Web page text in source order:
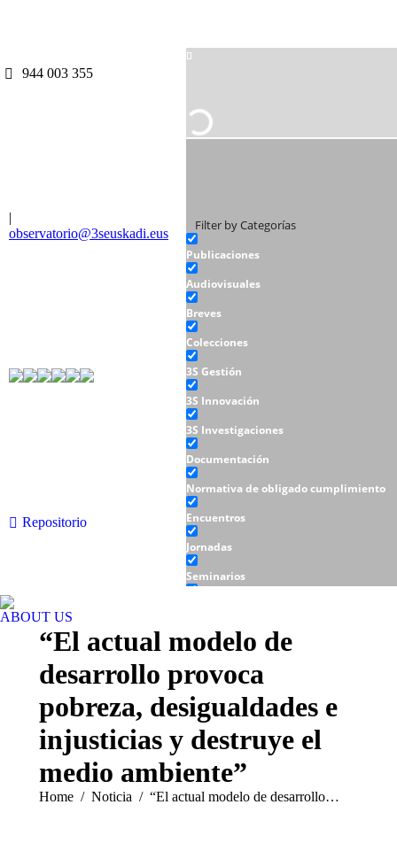
944 003 355
|
observatorio@3seuskadi.eus
Repositorio
Filter by Categorías
Publicaciones
Audiovisuales
Breves
Colecciones
3S Gestión
3S Innovación
3S Investigaciones
Documentación
Normativa de obligado cumplimiento
Encuentros
Jornadas
Seminarios
ABOUT US
“El actual modelo de
desarrollo provoca
pobreza, desigualdades e
injusticias y destruye el
medio ambiente”
You are here:
Home Noticia “El actual modelo de desarrollo…